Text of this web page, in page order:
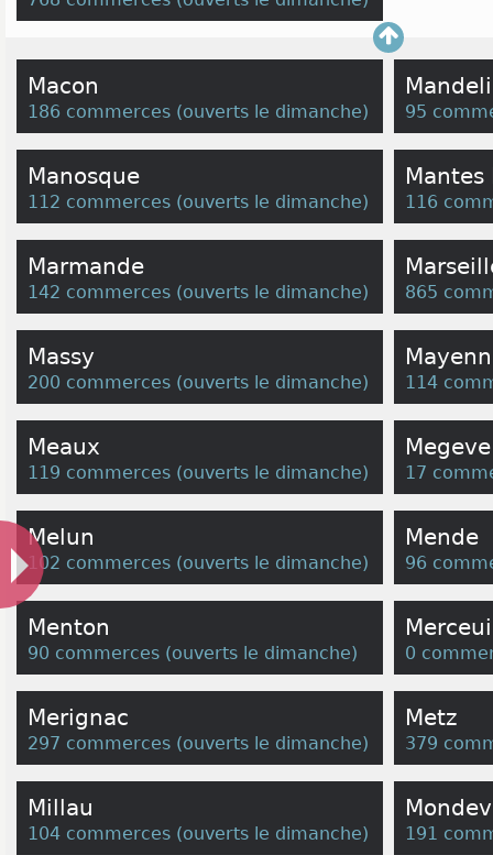
Macon
186 commerces (ouverts le dimanche) 95
Manosque
112 commerces (ouverts le dimanche)
Mantes
116
Marmande
142 commerces (ouverts le dimanche) 865
Massy
200 commerces (ouverts le dimanche) 114
Meaux
119 commerces (ouverts le dimanche)
Megeve
17
Melun
102 commerces (ouverts le dimanche)
Mende
96
Menton
90 commerces (ouverts le dimanche) 0
Merignac
297 commerces (ouverts le dimanche)
Metz
379
Millau
104 commerces (ouverts le dimanche) 191